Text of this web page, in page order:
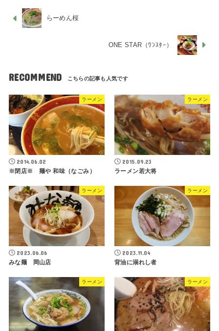
らーめん桜
ONE STAR（ﾜﾝｽﾀｰ）
RECOMMEND
ラーメン
2014.06.02
※閉店※ 麺や 和味（なごみ）
ラーメン
2015.09.23
ラーメン若大将
ラーメン
2023.06.06
みな麺 岡山店
ラーメン
2023.11.04
背油に溺れし者
ラーメン ラーメン